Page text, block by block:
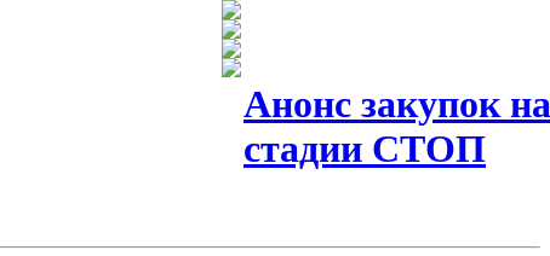
Анонс закупок на
стадии СТОП